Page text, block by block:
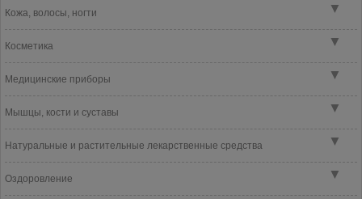
▼
Кожа, волосы, ногти
▼
Косметика
▼
Медицинские приборы
▼
Мышцы, кости и суставы
▼
Натуральные и растительные лекарственные средства
▼
Оздоровление